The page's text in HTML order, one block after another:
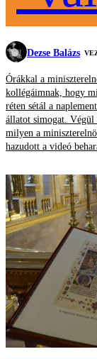
Dezse Balázs
Órákkal a
kollégáimnak, hogy
réten sétál a
állatot simogat.
milyen a
hazudott a videó